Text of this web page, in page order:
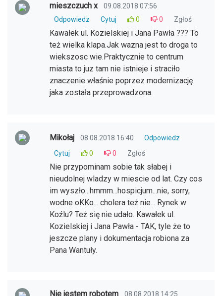
mieszczuch x
09.08.2018 07:56
Odpowiedz
Cytuj 0 0 Zgłoś
Kawałek ul. Kozielskiej i Jana Pawła ??? To
też wielka klapa.Jak wazna jest to droga to
wiekszosc wie.Praktycznie to centrum
miasta to juz tam nie istnieje i straciło
znaczenie właśnie poprzez modernizację
jaka została przeprowadzona.
Mikołaj 08.08.2018 16:40
Odpowiedz
Cytuj
0 0 Zgłoś
Nie przypominam sobie tak słabej i
nieudolnej wladzy w miescie od lat. Czy cos
im wyszło...hmmm...hospicjum...nie, sorry,
wodne oKKo... cholera też nie... Rynek w
Koźlu? Też się nie udało. Kawałek ul.
Kozielskiej i Jana Pawła - TAK, tyle że to
jeszcze plany i dokumentacja robiona za
Pana Wantuły.
Nie jestem robotem
08.08.2018 14:25